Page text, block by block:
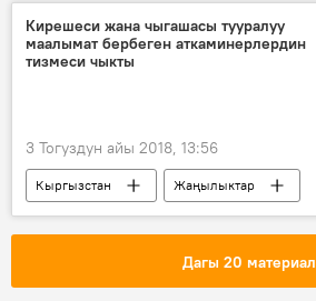
адам өлтүрүү
өрт
Кирешеси жана чыгашасы тууралуу
маалымат бербеген аткаминерлердин
тизмеси чыкты
3 Тогуздун айы 2018, 13:56
Кыргызстан
Жаңылыктар
Экономика
Саясат
Дагы 20 материал